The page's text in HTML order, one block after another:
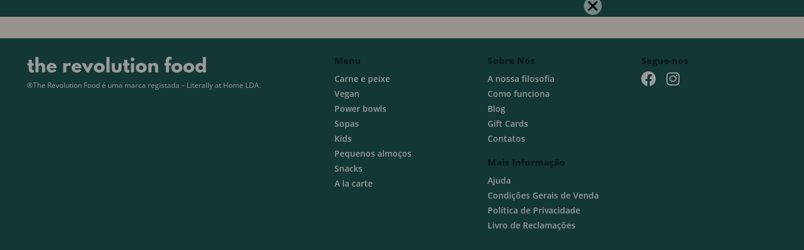
®The Revolution Food é uma marca registada – Literally at Home LDA.
Menu
Carne e peixe
Vegan
Power bowls
Sopas
Kids
Pequenos almoços
Snacks
A la carte
Sobre Nós
A nossa filosofia
Como funciona
Blog
Gift Cards
Contatos
Mais Informação
Ajuda
Condições Gerais de Venda
Política de Privacidade
Livro de Reclamações
Segue-nos